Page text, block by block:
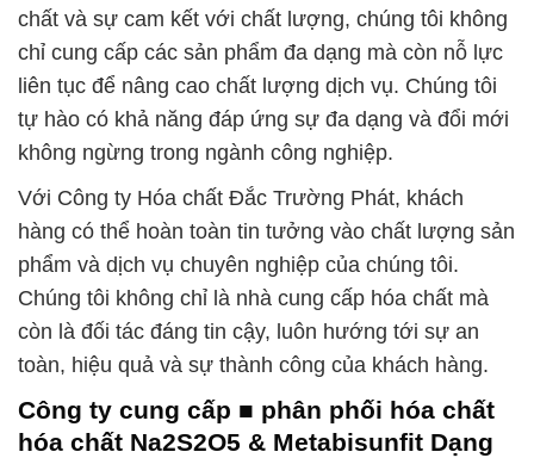
chất và sự cam kết với chất lượng, chúng tôi không
chỉ cung cấp các sản phẩm đa dạng mà còn nỗ lực
liên tục để nâng cao chất lượng dịch vụ. Chúng tôi
tự hào có khả năng đáp ứng sự đa dạng và đổi mới
không ngừng trong ngành công nghiệp.
Với Công ty Hóa chất Đắc Trường Phát, khách
hàng có thể hoàn toàn tin tưởng vào chất lượng sản
phẩm và dịch vụ chuyên nghiệp của chúng tôi.
Chúng tôi không chỉ là nhà cung cấp hóa chất mà
còn là đối tác đáng tin cậy, luôn hướng tới sự an
toàn, hiệu quả và sự thành công của khách hàng.
Công ty cung cấp ■ phân phối hóa chất
hóa chất Na2S2O5 & Metabisunfit Dạng